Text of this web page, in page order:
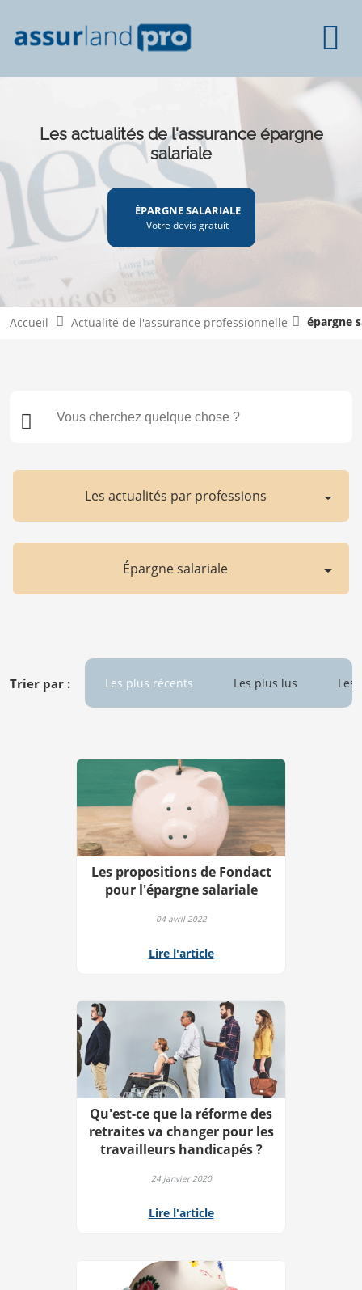
Les actualités de l'assurance épargne
salariale
ÉPARGNE SALARIALE
Votre devis gratuit
Accueil Actualité de l'assurance professionnelle épargne
Les actualités par professions
Épargne salariale
Trier par : Les plus récents Les plus lus Les
Les propositions de Fondact
pour l'épargne salariale
04 avril 2022
Lire l'article
Qu'est-ce que la réforme des
retraites va changer pour les
travailleurs handicapés ?
24 janvier 2020
Lire l'article